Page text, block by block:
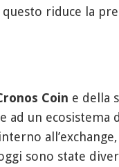
riduce la
Coin e della
ad un ecosistema
sono state